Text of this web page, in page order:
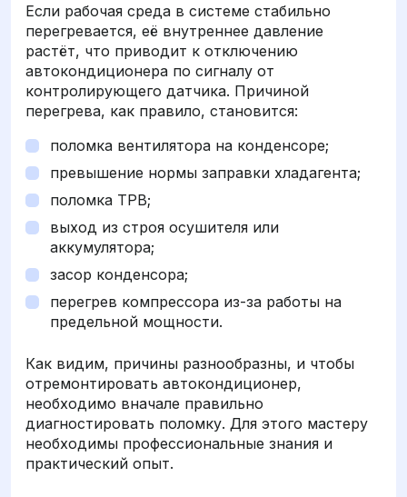
Если рабочая среда в системе стабильно
перегревается, её внутреннее давление
растёт, что приводит к отключению
автокондиционера по сигналу от
контролирующего датчика. Причиной
перегрева, как правило, становится:
поломка вентилятора на конденсоре;
превышение нормы заправки хладагента;
поломка ТРВ;
выход из строя осушителя или
аккумулятора;
засор конденсора;
перегрев компрессора из-за работы на
предельной мощности.
Как видим, причины разнообразны, и чтобы
отремонтировать автокондиционер,
необходимо вначале правильно
диагностировать поломку. Для этого мастеру
необходимы профессиональные знания и
практический опыт.